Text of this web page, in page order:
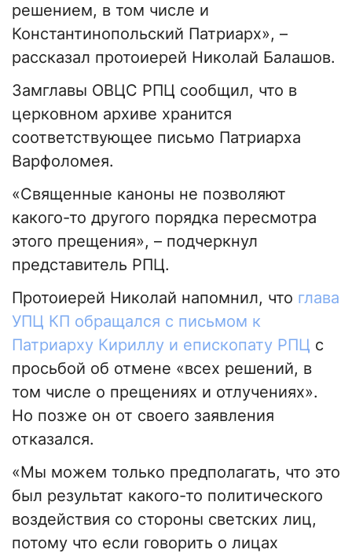
решением, в том числе и
Константинопольский Патриарх», –
рассказал протоиерей Николай Балашов.
Замглавы ОВЦС РПЦ сообщил, что в
церковном архиве хранится
соответствующее письмо Патриарха
Варфоломея.
«Священные каноны не позволяют
какого-то другого порядка пересмотра
этого прещения», – подчеркнул
представитель РПЦ.
Протоиерей Николай напомнил, что глава
УПЦ КП обращался с письмом к
Патриарху Кириллу и епископату РПЦ с
просьбой об отмене «всех решений, в
том числе о прещениях и отлучениях».
Но позже он от своего заявления
отказался.
«Мы можем только предполагать, что это
был результат какого-то политического
воздействия со стороны светских лиц,
потому что если говорить о лицах